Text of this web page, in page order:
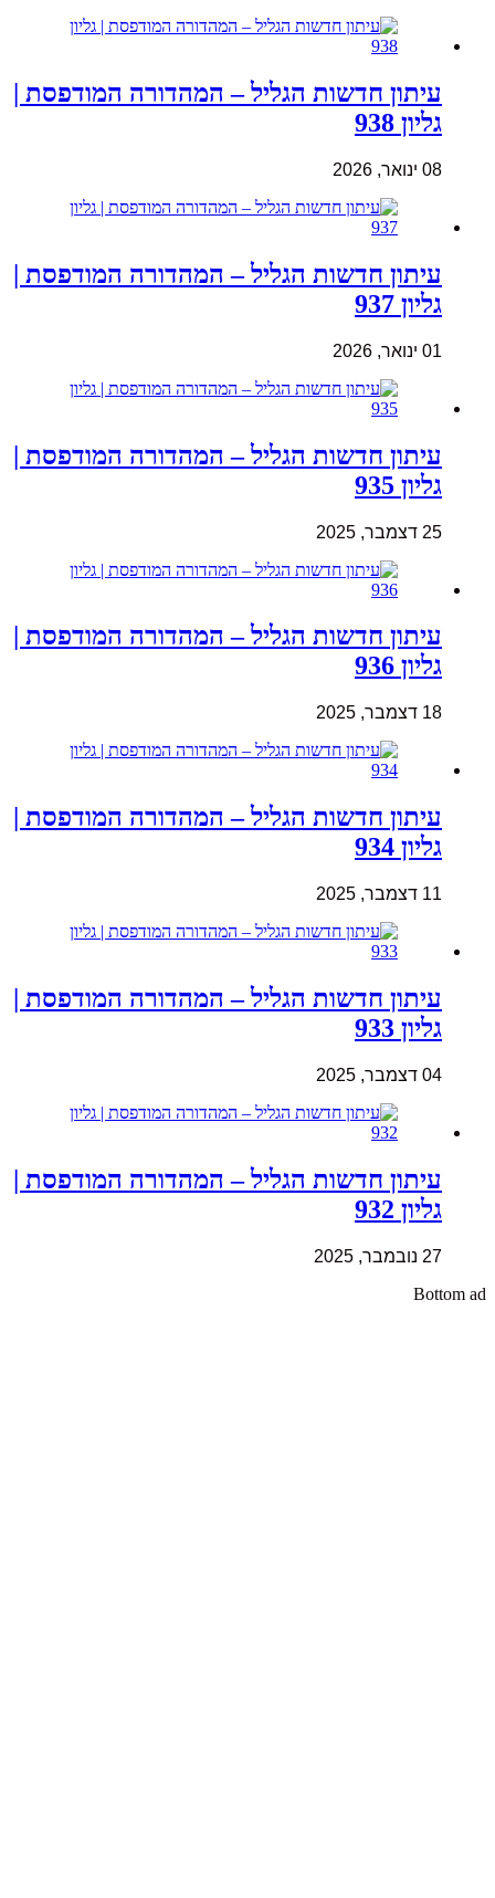
עיתון חדשות הגליל – המהדורה המודפסת |
גליון 938
08 ינואר, 2026
עיתון חדשות הגליל – המהדורה המודפסת |
גליון 937
01 ינואר, 2026
עיתון חדשות הגליל – המהדורה המודפסת |
גליון 935
25 דצמבר, 2025
עיתון חדשות הגליל – המהדורה המודפסת |
גליון 936
18 דצמבר, 2025
עיתון חדשות הגליל – המהדורה המודפסת |
גליון 934
11 דצמבר, 2025
עיתון חדשות הגליל – המהדורה המודפסת |
גליון 933
04 דצמבר, 2025
עיתון חדשות הגליל – המהדורה המודפסת |
גליון 932
27 נובמבר, 2025
Bottom ad